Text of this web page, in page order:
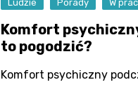
Ludzie Porady W
Komfort
to pogodzić?
Komfort psychiczny